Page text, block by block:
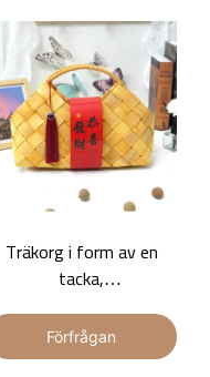
Träkorg i form av en
tacka,
souvenirförpackning,
förvaringslåda med
dubbla tofshandtag.
Förfrågan